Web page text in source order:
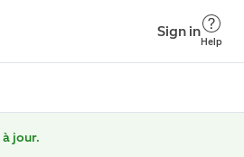
Sign in
Help
jour.